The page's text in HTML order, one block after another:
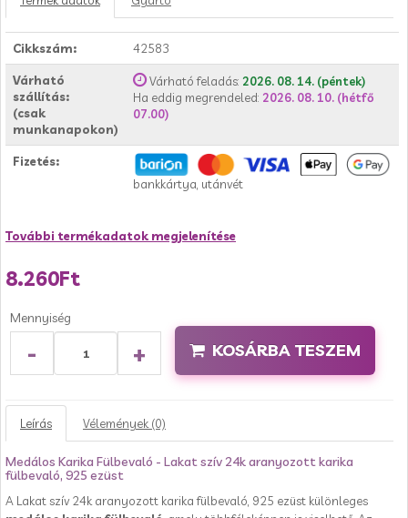
Cikkszám: 42583
Várható
szállítás:
(csak
munkanapokon)
Várható feladás: 2026. 08. 14. (péntek)
Ha eddig megrendeled: 2026. 08. 10. (hétfő
07.00)
Fizetés:
bankkártya, utánvét
További termékadatok megjelenítése
8.260Ft
Mennyiség
- + KOSÁRBA TESZEM
Leírás Vélemények (0)
Medálos Karika Fülbevaló - Lakat szív 24k aranyozott karika
fülbevaló, 925 ezüst
A Lakat szív 24k aranyozott karika fülbevaló, 925 ezüst különleges